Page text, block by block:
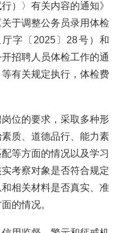
）〉有关内容的通知》
于调整公务员录用体检
字〔2025〕28号）和
招聘人员体检工作的通
有关规定执行，体检费
位的要求，采取多种形
质、道德品行、能力素
等方面的情况以及学习
考察对象是否符合规定
相关材料是否真实、准
的情况。